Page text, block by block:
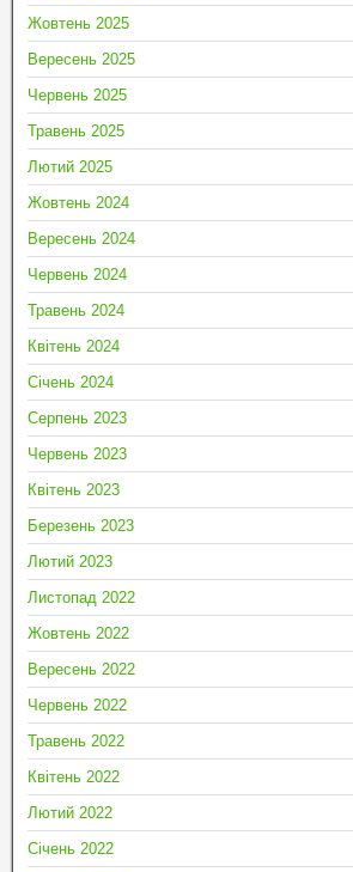
Жовтень 2025
Вересень 2025
Червень 2025
Травень 2025
Лютий 2025
Жовтень 2024
Вересень 2024
Червень 2024
Травень 2024
Квітень 2024
Січень 2024
Серпень 2023
Червень 2023
Квітень 2023
Березень 2023
Лютий 2023
Листопад 2022
Жовтень 2022
Вересень 2022
Червень 2022
Травень 2022
Квітень 2022
Лютий 2022
Січень 2022